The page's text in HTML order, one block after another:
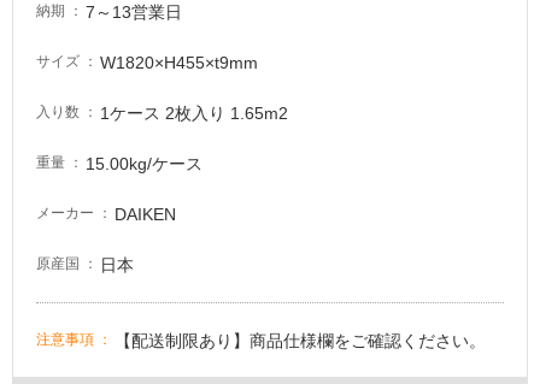
納期 7～13営業日
サイズ W1820×H455×t9mm
入り数 1ケース 2枚入り 1.65m2
重量 15.00kg/ケース
メーカー DAIKEN
原産国 日本
注意事項 【配送制限あり】商品仕様欄をご確認ください。
床・
屋
床・
床・
車
場
非
常